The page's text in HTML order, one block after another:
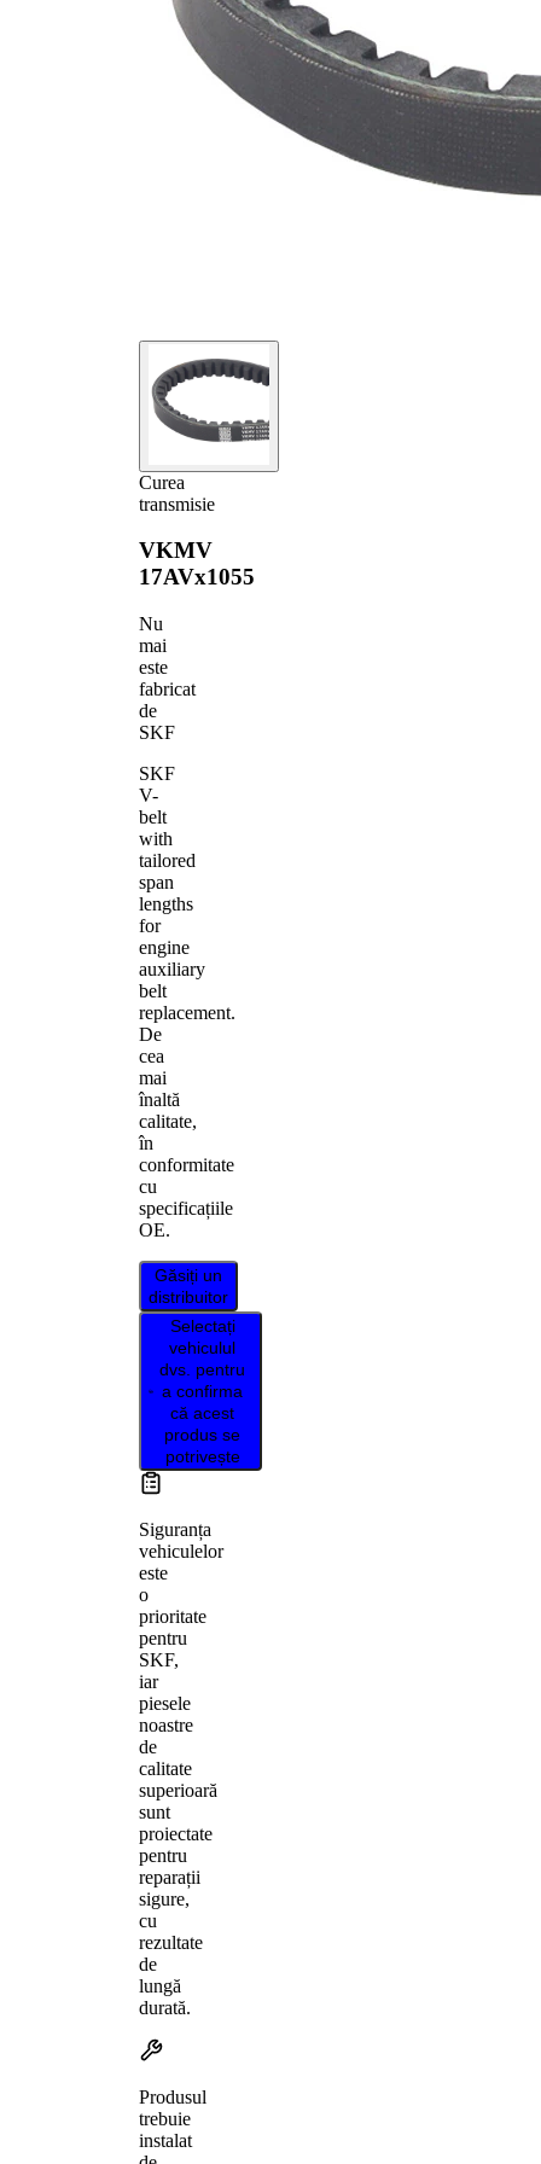
Curea
transmisie
VKMV
17AVx1055
Nu
mai
este
fabricat
de
SKF
SKF
V-
belt
with
tailored
span
lengths
for
engine
auxiliary
belt
replacement.
De
cea
mai
înaltă
calitate,
în
conformitate
cu
specificațiile
OE.
Găsiți un
distribuitor
Selectați
vehiculul
dvs. pentru
a confirma
că acest
produs se
potrivește
Siguranța
vehiculelor
este
o
prioritate
pentru
SKF,
iar
piesele
noastre
de
calitate
superioară
sunt
proiectate
pentru
reparații
sigure,
cu
rezultate
de
lungă
durată.
Produsul
trebuie
instalat